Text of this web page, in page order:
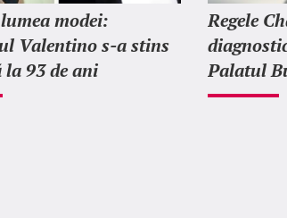
modei:
Valentino s-a stins
93 de ani
Regele
Palatul